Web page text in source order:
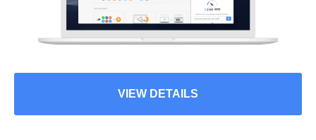
VIEW DETAILS